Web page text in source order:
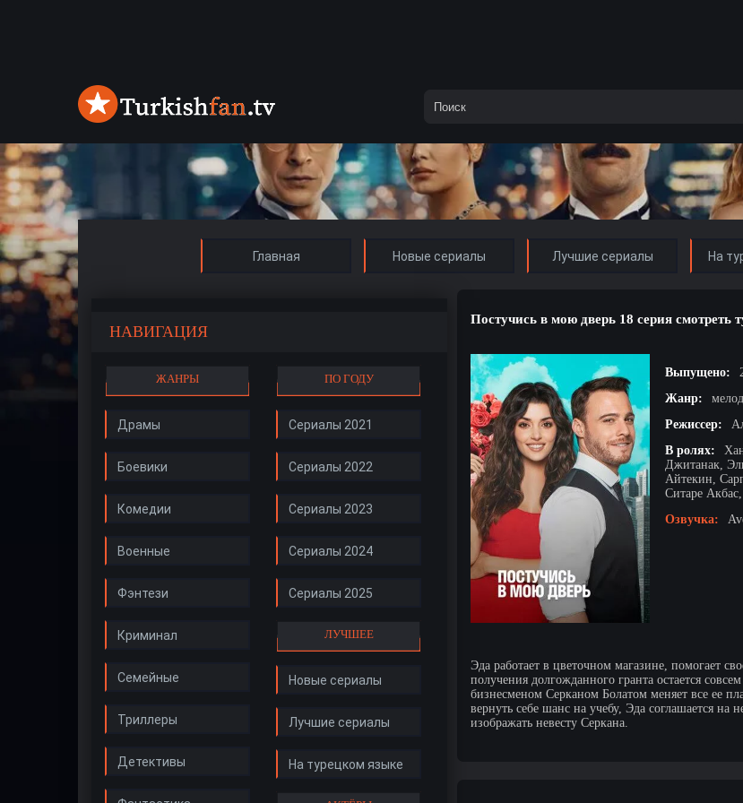
Главная Новые сериалы Лучшие сериалы На
НАВИГАЦИЯ
ЖАНРЫ
Драмы
Боевики
Комедии
Военные
Фэнтези
Криминал
Семейные
Триллеры
Детективы
ПО ГОДУ
Сериалы 2021
Сериалы 2022
Сериалы 2023
Сериалы 2024
Сериалы 2025
ЛУЧШЕЕ
Новые сериалы
Лучшие сериалы
На турецком языке
Постучись в мою дверь 18 серия смотреть
Выпущено:
Жанр:
Режиссер:
В ролях:
Джитанак,
Айтекин,
Ситаре
Озвучка:
Эда работает в цветочном магазине, помогает
получения долгожданного гранта остается
бизнесменом Серканом Болатом меняет все ее
вернуть себе шанс на учебу, Эда соглашается
изображать невесту Серкана.